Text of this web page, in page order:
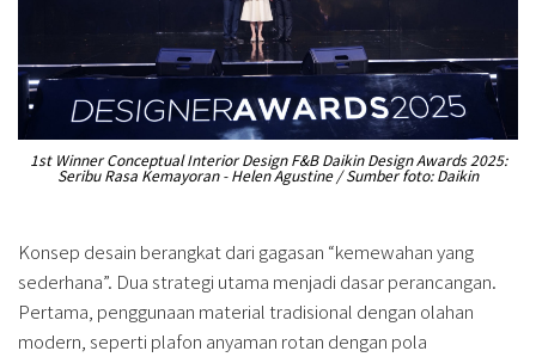
1st Winner Conceptual Interior Design F&B Daikin Design Awards 2025:
Seribu Rasa Kemayoran - Helen Agustine / Sumber foto: Daikin
Konsep desain berangkat dari gagasan “kemewahan yang
sederhana”. Dua strategi utama menjadi dasar perancangan.
Pertama, penggunaan material tradisional dengan olahan
modern, seperti plafon anyaman rotan dengan pola